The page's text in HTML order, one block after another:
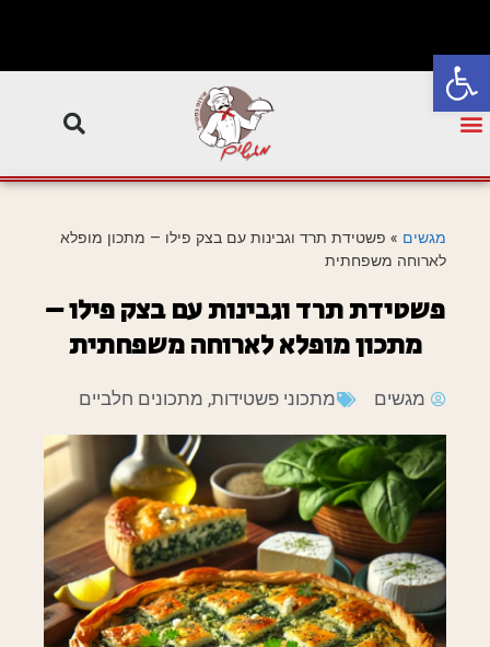
פתח סרגל נגישות
מגשים » פשטידת תרד וגבינות עם בצק פילו – מתכון מופלא
לארוחה משפחתית
פשטידת תרד וגבינות עם בצק פילו –
מתכון מופלא לארוחה משפחתית
מגשים מתכוני פשטידות, מתכונים חלביים